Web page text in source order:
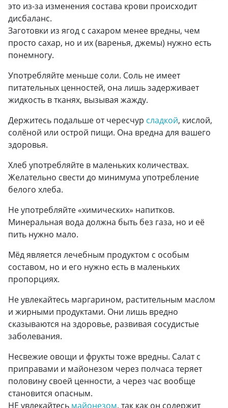
это из-за изменения состава крови происходит
дисбаланс.
Заготовки из ягод с сахаром менее вредны, чем
просто сахар, но и их (варенья, джемы) нужно есть
понемногу.
Употребляйте меньше соли. Соль не имеет
питательных ценностей, она лишь задерживает
жидкость в тканях, вызывая жажду.
Держитесь подальше от чересчур сладкой, кислой,
солёной или острой пищи. Она вредна для вашего
здоровья.
Хлеб употребляйте в маленьких количествах.
Желательно свести до минимума употребление
белого хлеба.
Не употребляйте «химических» напитков.
Минеральная вода должна быть без газа, но и её
пить нужно мало.
Мёд является лечебным продуктом с особым
составом, но и его нужно есть в маленьких
пропорциях.
Не увлекайтесь маргарином, растительным маслом
и жирными продуктами. Они лишь вредно
сказываются на здоровье, развивая сосудистые
заболевания.
Несвежие овощи и фрукты тоже вредны. Салат с
приправами и майонезом через полчаса теряет
половину своей ценности, а через час вообще
становится опасным.
НЕ увлекайтесь майонезом, так как он содержит